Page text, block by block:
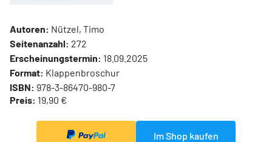
Autoren: Nützel, Timo
Seitenanzahl: 272
Erscheinungstermin: 18.09.2025
Format: Klappenbroschur
ISBN: 978-3-86470-980-7
Preis: 19,90 €
Im Shop kaufen